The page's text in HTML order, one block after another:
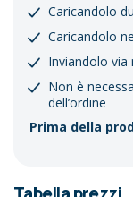
Caricandolo
Caricandolo
Inviandolo via
Non è
dell’ordine
Prima della